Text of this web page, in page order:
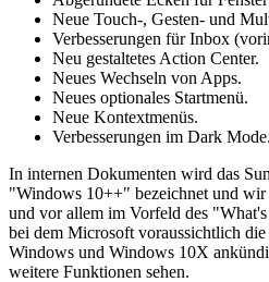
Neue Touch-, Gesten- und
Verbesserungen für Inbox
Neu gestaltetes Action Center.
Neues Wechseln von Apps.
Neues optionales Startmenü.
Neue Kontextmenüs.
Verbesserungen im Dark Mode.
In internen Dokumenten wird das
"Windows 10++" bezeichnet und wir
und vor allem im Vorfeld des
bei dem Microsoft voraussichtlich
Windows und Windows 10X
weitere Funktionen sehen.